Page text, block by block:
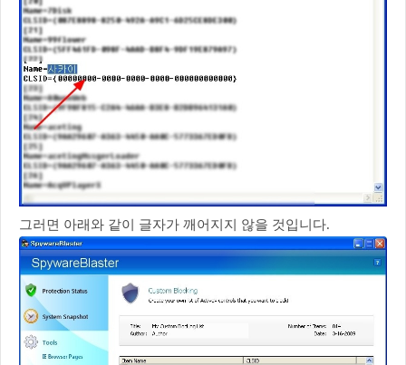
그러면 아래와 같이 글자가 깨어지지 않을 것입니다.